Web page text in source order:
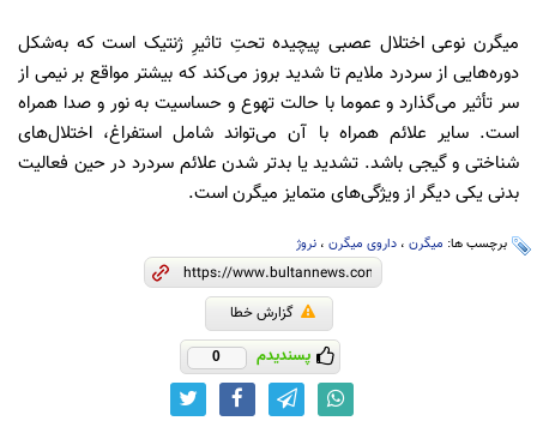
میگرن نوعی اختلال عصبی پیچیده تحتِ تاثیرِ ژنتیک است که به‌شکل
دوره‌هایی از سردرد ملایم تا شدید بروز می‌کند که بیشتر مواقع بر نیمی از
سر تأثیر می‌گذارد و عموما با حالت تهوع و حساسیت به نور و صدا همراه
است. سایر علائم همراه با آن می‌تواند شامل استفراغ، اختلال‌های
شناختی و گیجی باشد. تشدید یا بدتر شدن علائم سردرد در حین فعالیت
بدنی یکی دیگر از ویژگی‌های متمایز میگرن است.
برچسب ها: میگرن ، داروی میگرن ، نروژ
گزارش خطا
پسندیدم 0